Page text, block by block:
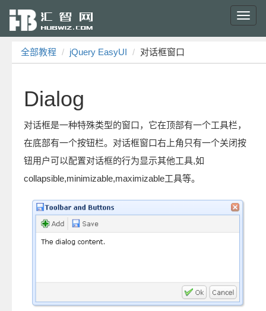
全部教程 jQuery EasyUI 对话框窗口
Dialog
对话框是一种特殊类型的窗口，它在顶部有一个工具栏，
在底部有一个按钮栏。对话框窗口右上角只有一个关闭按
钮用户可以配置对话框的行为显示其他工具,如
collapsible,minimizable,maximizable工具等。